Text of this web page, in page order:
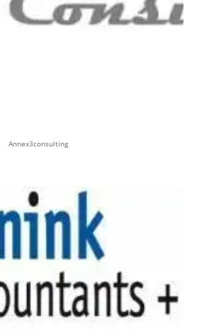
Annex3consulting